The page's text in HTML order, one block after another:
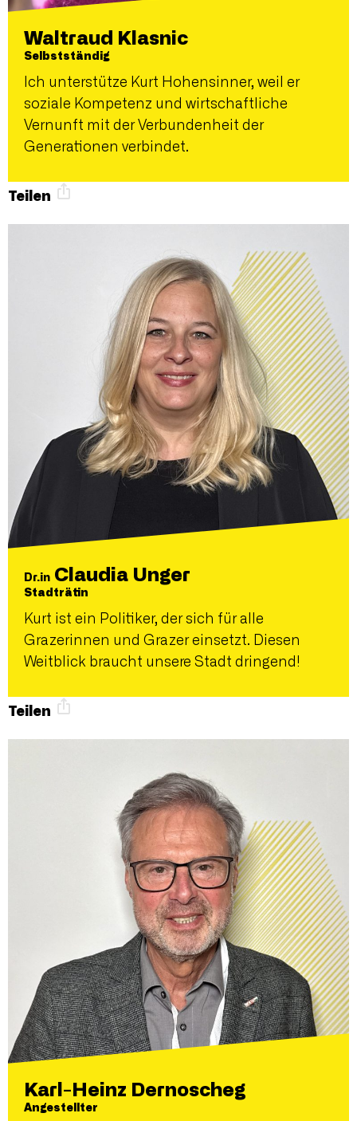
Waltraud Klasnic
Selbstständig
Ich unterstütze Kurt Hohensinner, weil er
soziale Kompetenz und wirtschaftliche
Vernunft mit der Verbundenheit der
Generationen verbindet.
Teilen
Dr.in Claudia Unger
Stadträtin
Kurt ist ein Politiker, der sich für alle
Grazerinnen und Grazer einsetzt. Diesen
Weitblick braucht unsere Stadt dringend!
Teilen
Karl-Heinz Dernoscheg
Angestellter